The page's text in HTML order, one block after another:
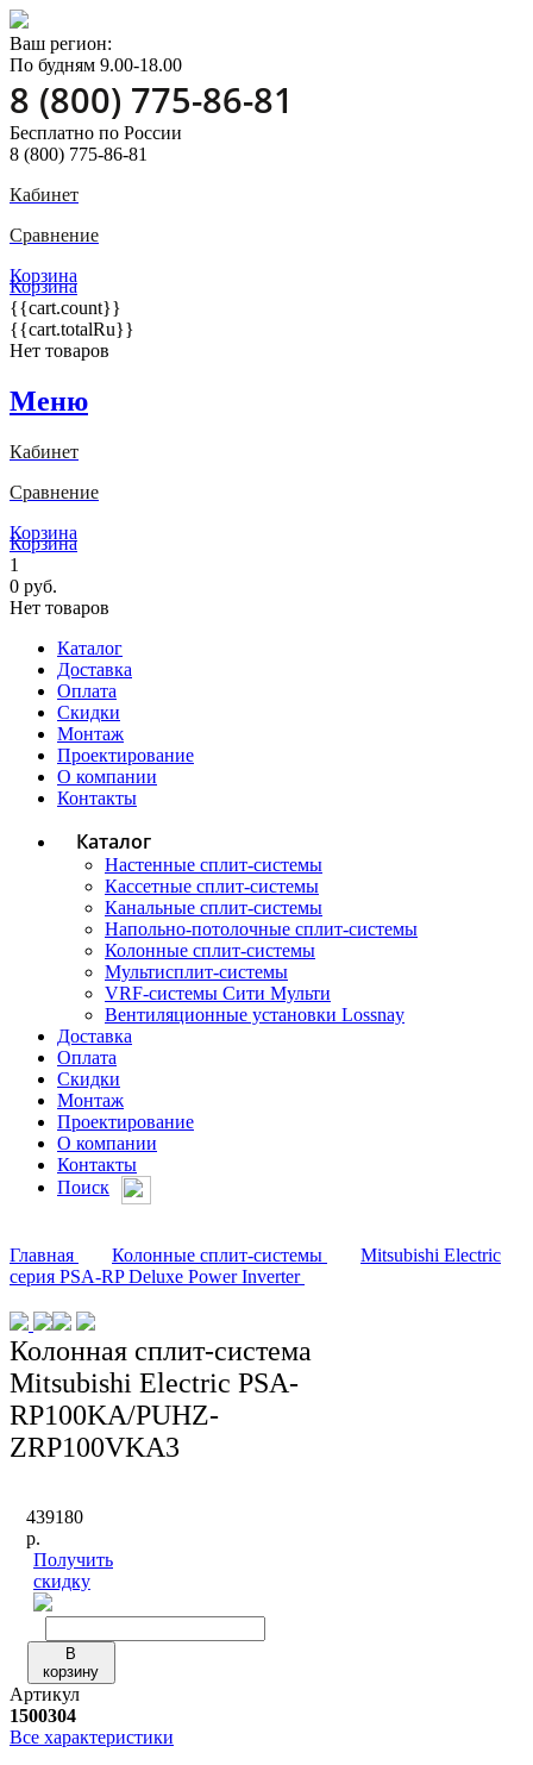
Ваш регион:
По будням 9.00-18.00
8 (800) 775-86-81
Бесплатно по России
8 (800) 775-86-81
Кабинет
Сравнение
Корзина
Корзина
{{cart.count}}
{{cart.totalRu}}
Нет товаров
Меню
Кабинет
Сравнение
Корзина
Корзина
1
0 руб.
Нет товаров
Каталог
Доставка
Оплата
Скидки
Монтаж
Проектирование
О компании
Контакты
Каталог
Настенные сплит-системы
Кассетные сплит-системы
Канальные сплит-системы
Напольно-потолочные сплит-системы
Колонные сплит-системы
Мультисплит-системы
VRF-системы Сити Мульти
Вентиляционные установки Lossnay
Доставка
Оплата
Скидки
Монтаж
Проектирование
О компании
Контакты
Поиск
Главная Колонные сплит-системы
Mitsubishi Electric
серия PSA-RP Deluxe Power Inverter
Колонная сплит-система
Mitsubishi Electric PSA-
RP100KA/PUHZ-
ZRP100VKA3
439180
р.
Получить
скидку
В
корзину
Артикул
1500304
Все характеристики